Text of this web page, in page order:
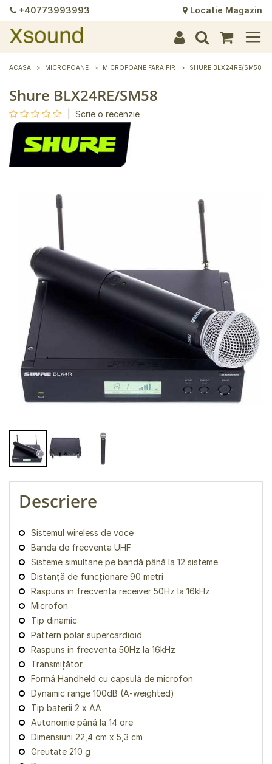
+40773993993 Locatie Magazin
+
+
+
+
+
+
+
+
+
+
+
+
+
+
ACASA MICROFOANE MICROFOANE FARA FIR SHURE BLX24RE/SM58
Shure BLX24RE/SM58
Scrie o recenzie
Descriere
Sistemul wireless de voce
Banda de frecventa UHF
Sisteme simultane pe bandă până la 12 sisteme
Distanță de funcționare 90 metri
Raspuns in frecventa receiver 50Hz la 16kHz
Microfon
Tip dinamic
Pattern polar supercardioid
Raspuns in frecventa 50Hz la 16kHz
Transmițător
Formă Handheld cu capsulă de microfon
Dynamic range 100dB (A-weighted)
Tip baterii 2 x AA
Autonomie până la 14 ore
Dimensiuni 22,4 cm x 5,3 cm
Greutate 210 g